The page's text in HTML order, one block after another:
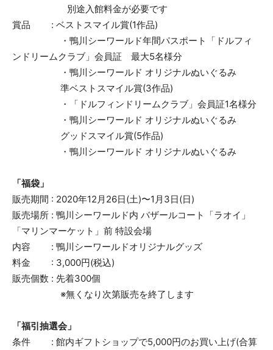
別途入館料金が必要です
賞品 : ベストスマイル賞(1作品)
・鴨川シーワールド年間パスポート「ドルフィ
ンドリームクラブ」会員証 最大5名様分
・鴨川シーワールド オリジナルぬいぐるみ
準ベストスマイル賞(3作品)
・「ドルフィンドリームクラブ」会員証1名様分
・鴨川シーワールド オリジナルぬいぐるみ
グッドスマイル賞(5作品)
・鴨川シーワールド オリジナルぬいぐるみ
「福袋」
販売期間 : 2020年12月26日(土)〜1月3日(日)
販売場所 : 鴨川シーワールド内 バザールコート「ラオイ」
「マリンマーケット」前 特設会場
内容 : 鴨川シーワールドオリジナルグッズ
料金 : 3,000円(税込)
販売個数 : 先着300個
※無くなり次第販売を終了します
「福引抽選会」
条件 : 館内ギフトショップで5,000円のお買い上げ(合算